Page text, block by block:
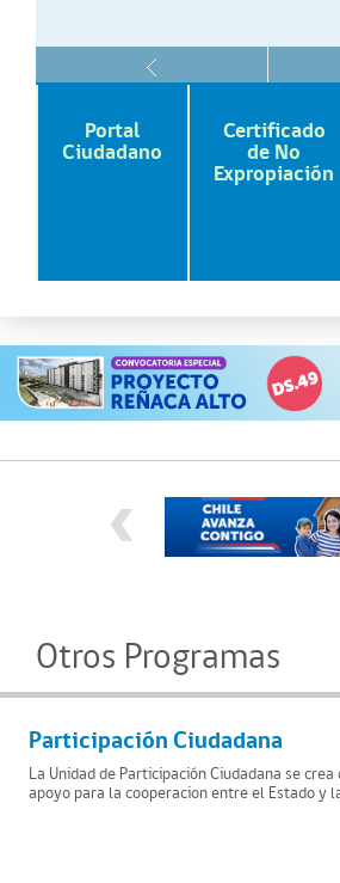
Portal
Ciudadano
Certificado
de No
Expropiación
Otros Programas
Participación Ciudadana
La Unidad de Participación Ciudadana se
apoyo para la cooperacion entre el Estado y